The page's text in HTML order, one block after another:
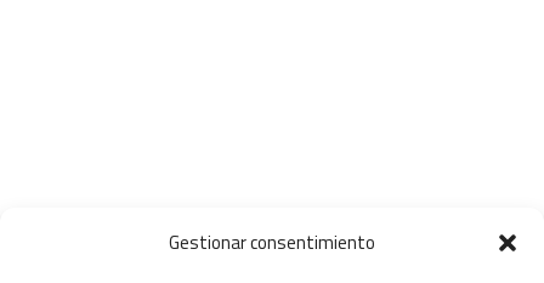
Gestionar consentimiento